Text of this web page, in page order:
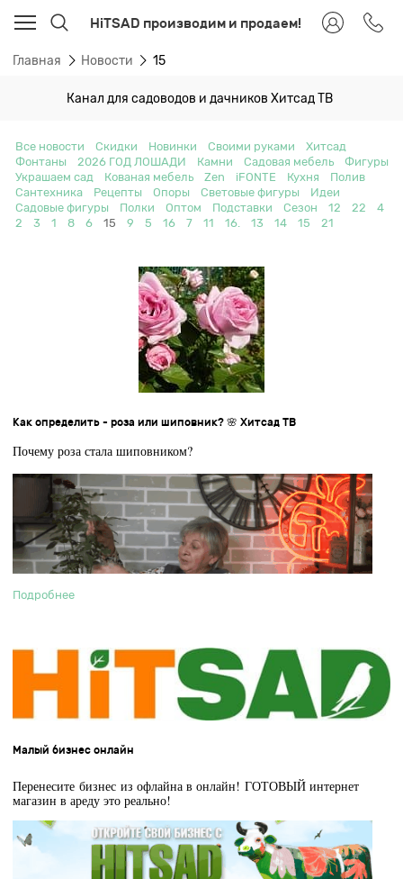
HiTSAD производим и продаем!
Главная Новости 15
Канал для садоводов и дачников Хитсад ТВ
Все новости Скидки Новинки Своими руками
Хитсад
Фонтаны
2026 ГОД ЛОШАДИ Камни Садовая мебель
Фигуры
Украшаем сад
Кованая мебель Zen iFONTE Кухня
Полив
Сантехника
Рецепты Опоры Световые фигуры
Идеи
Садовые фигуры
Полки Оптом Подставки Сезон 12 22
4
2
3 1 8 6 15 9 5 16 7 11 16. 13 14 15 21
Как определить - роза или шиповник? 🌸 Хитсад ТВ
Почему роза стала шиповником?
Подробнее
Малый бизнес онлайн
Перенесите бизнес из офлайна в онлайн!ГОТОВЫЙ интернет
магазин в ареду это реально!